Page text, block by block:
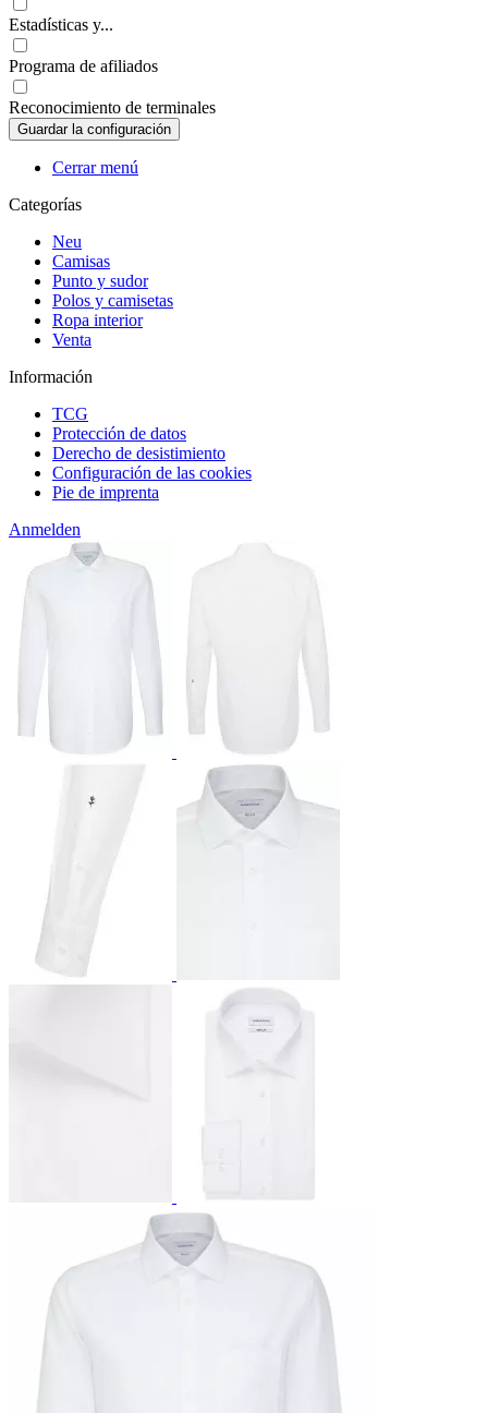
Estadísticas y...
Programa de afiliados
Reconocimiento de terminales
Cerrar menú
Categorías
Neu
Camisas
Punto y sudor
Polos y camisetas
Ropa interior
Venta
Información
TCG
Protección de datos
Derecho de desistimiento
Configuración de las cookies
Pie de imprenta
Anmelden